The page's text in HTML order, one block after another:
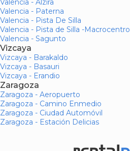
Valencia - Alzira
Valencia - Paterna
Valencia - Pista De Silla
Valencia - Pista de Silla -Macrocentro
Valencia - Sagunto
Vizcaya
Vizcaya - Barakaldo
Vizcaya - Basauri
Vizcaya - Erandio
Zaragoza
Zaragoza - Aeropuerto
Zaragoza - Camino Enmedio
Zaragoza - Ciudad Automóvil
Zaragoza - Estación Delicias